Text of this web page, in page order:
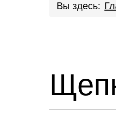
Вы здесь: